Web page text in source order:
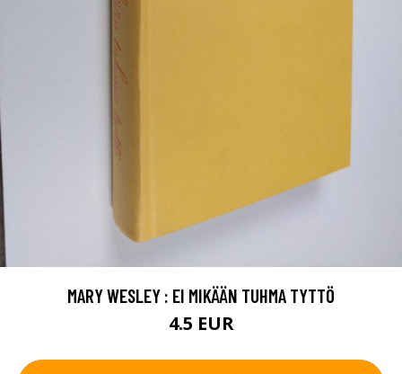
MARY WESLEY : EI MIKÄÄN TUHMA TYTTÖ
4.5 EUR